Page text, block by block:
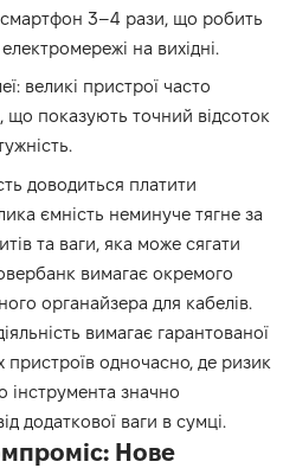
3–4 рази, що робить
на вихідні.
великі пристрої часто
показують точний відсоток
доводиться платити
ємність неминуче тягне за
та ваги, яка може сягати
вимагає окремого
органайзера для кабелів.
вимагає гарантованої
пристроїв одночасно, де ризик
інструмента значно
додаткової ваги в сумці.
Нове